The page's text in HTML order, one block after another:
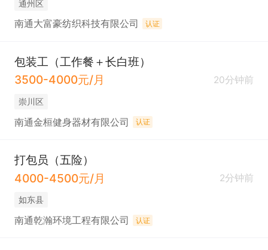
通州区
南通大富豪纺织科技有限公司 认证
包装工（工作餐＋长白班）
3500-4000元/月
20分钟前
崇川区
南通金桓健身器材有限公司 认证
打包员（五险）
4000-4500元/月
2分钟前
如东县
南通乾瀚环境工程有限公司 认证